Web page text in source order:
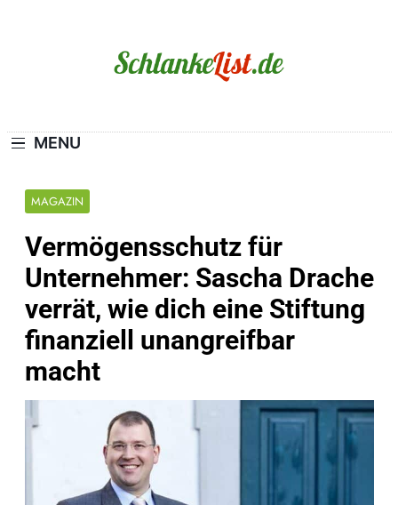
MENU
MAGAZIN
Vermögensschutz für
Unternehmer: Sascha Drache
verrät, wie dich eine Stiftung
finanziell unangreifbar
macht